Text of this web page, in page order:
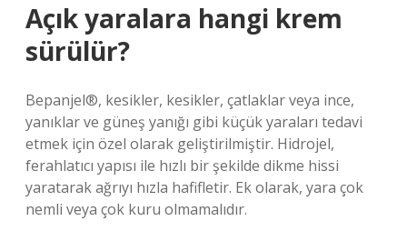
Açık yaralara hangi krem
sürülür?
Bepanjel®, kesikler, kesikler, çatlaklar veya ince,
yanıklar ve güneş yanığı gibi küçük yaraları tedavi
etmek için özel olarak geliştirilmiştir. Hidrojel,
ferahlatıcı yapısı ile hızlı bir şekilde dikme hissi
yaratarak ağrıyı hızla hafifletir. Ek olarak, yara çok
nemli veya çok kuru olmamalıdır.